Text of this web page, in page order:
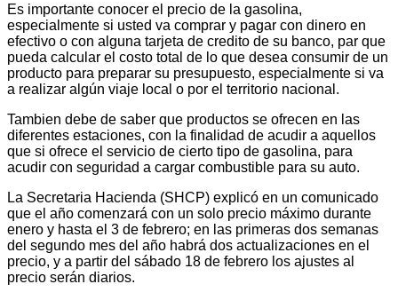
Es importante conocer el precio de la gasolina,
especialmente si usted va comprar y pagar con dinero en
efectivo o con alguna tarjeta de credito de su banco, par que
pueda calcular el costo total de lo que desea consumir de un
producto para preparar su presupuesto, especialmente si va
a realizar algún viaje local o por el territorio nacional.
Tambien debe de saber que productos se ofrecen en las
diferentes estaciones, con la finalidad de acudir a aquellos
que si ofrece el servicio de cierto tipo de gasolina, para
acudir con seguridad a cargar combustible para su auto.
La Secretaria Hacienda (SHCP) explicó en un comunicado
que el año comenzará con un solo precio máximo durante
enero y hasta el 3 de febrero; en las primeras dos semanas
del segundo mes del año habrá dos actualizaciones en el
precio, y a partir del sábado 18 de febrero los ajustes al
precio serán diarios.